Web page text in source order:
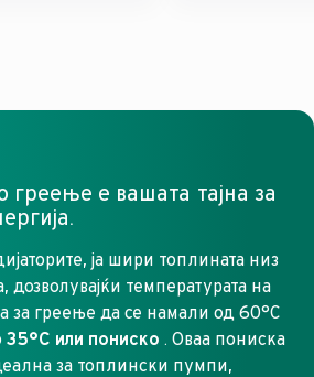
греење е вашата тајна за
ја шири топлината низ
температурата на
за греење да се намали од 60°C
35°C или пониско . Оваа пониска
за топлински пумпи,